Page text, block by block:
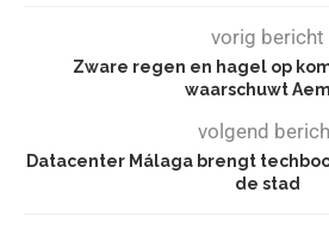
vorig bericht
Zware regen en hagel op
waarschuwt
volgend
Datacenter Málaga brengt
de stad